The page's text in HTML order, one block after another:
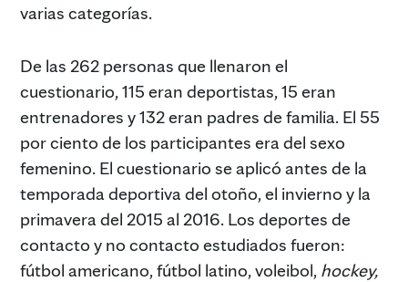
varias categorías.
De las 262 personas que llenaron el
cuestionario, 115 eran deportistas, 15 eran
entrenadores y 132 eran padres de familia. El 55
por ciento de los participantes era del sexo
femenino. El cuestionario se aplicó antes de la
temporada deportiva del otoño, el invierno y la
primavera del 2015 al 2016. Los deportes de
contacto y no contacto estudiados fueron:
fútbol americano, fútbol latino, voleibol, hockey,